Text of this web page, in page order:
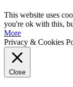
This website uses
you're ok with this,
More
Privacy & Cookies
Close